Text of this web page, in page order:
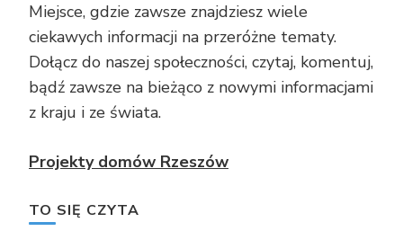
Miejsce, gdzie zawsze znajdziesz wiele
ciekawych informacji na przeróżne tematy.
Dołącz do naszej społeczności, czytaj, komentuj,
bądź zawsze na bieżąco z nowymi informacjami
z kraju i ze świata.
Projekty domów Rzeszów
TO SIĘ CZYTA